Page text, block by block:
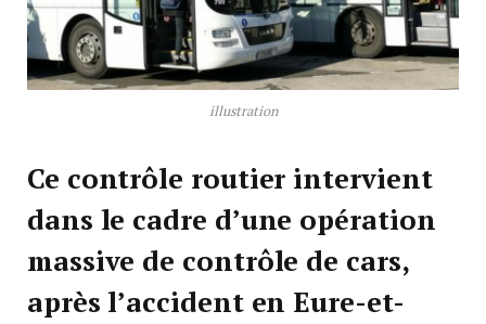
illustration
Ce contrôle routier intervient
dans le cadre d’une opération
massive de contrôle de cars,
après l’accident en Eure-et-